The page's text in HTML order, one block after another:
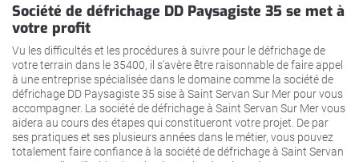
Société de défrichage DD Paysagiste 35 se met à
votre profit
Vu les difficultés et les procédures à suivre pour le défrichage de
votre terrain dans le 35400, il s’avère être raisonnable de faire appel
à une entreprise spécialisée dans le domaine comme la société de
défrichage DD Paysagiste 35 sise à Saint Servan Sur Mer pour vous
accompagner. La société de défrichage à Saint Servan Sur Mer vous
aidera au cours des étapes qui constitueront votre projet. De par
ses pratiques et ses plusieurs années dans le métier, vous pouvez
totalement faire confiance à la société de défrichage à Saint Servan